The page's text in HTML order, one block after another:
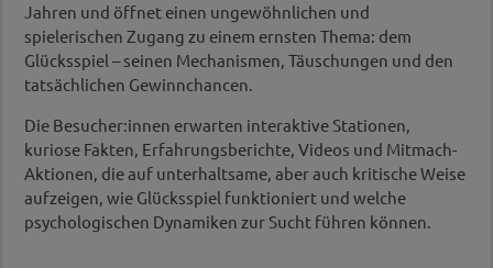
Jahren und öffnet einen ungewöhnlichen und
spielerischen Zugang zu einem ernsten Thema: dem
Glücksspiel – seinen Mechanismen, Täuschungen und den
tatsächlichen Gewinnchancen.
Die Besucher:innen erwarten interaktive Stationen,
kuriose Fakten, Erfahrungsberichte, Videos und Mitmach-
Aktionen, die auf unterhaltsame, aber auch kritische Weise
aufzeigen, wie Glücksspiel funktioniert und welche
psychologischen Dynamiken zur Sucht führen können.